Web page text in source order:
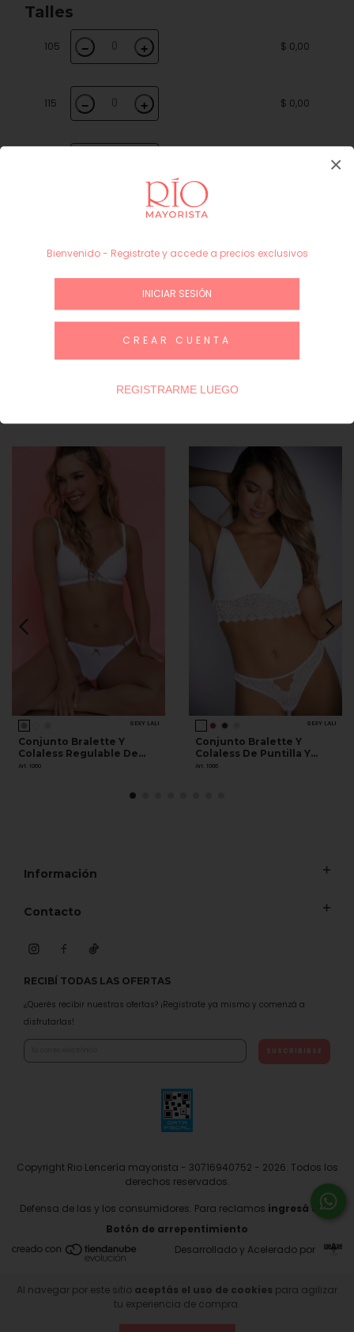
Al navegar por este sitio aceptás el uso de cookies para agilizar
tu experiencia de compra.
Talles
105 − + $ 0,00
115 − + $ 0,00
+
INICIAR SESIÓN / REGÍSTRATE
Guía de talles
SEXY LALI
Conjunto Bralette Y
Colaless Regulable De
Algodón Y Lycra
Art. 1060
SEXY LALI
Conjunto Bralette Y
Colaless De Puntilla Y
Microfibra
Art. 1066
Información
Contacto
RECIBÍ TODAS LAS OFERTAS
¿Querés recibir nuestras ofertas? ¡Registrate ya mismo y comenzá a
disfrutarlas!
Copyright Rio Lencería mayorista - 30716940752 - 2026. Todos los
derechos reservados.
Defensa de las y los consumidores. Para reclamos ingresá acá.
Botón de arrepentimiento
Desarrollado y Acelerado por
Bienvenido - Registrate y accede a precios exclusivos
INICIAR SESIÓN
CREAR CUENTA
REGISTRARME LUEGO
×